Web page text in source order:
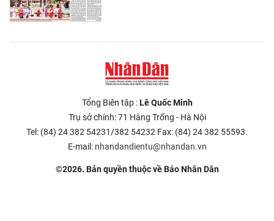
Tổng Biên tập :Lê Quốc Minh
Trụ sở chính: 71 Hàng Trống - Hà Nội
Tel: (84) 24 382 54231/382 54232 Fax: (84) 24 382 55593.
E-mail: nhandandientu@nhandan.vn
©2026. Bản quyền thuộc về Báo Nhân Dân